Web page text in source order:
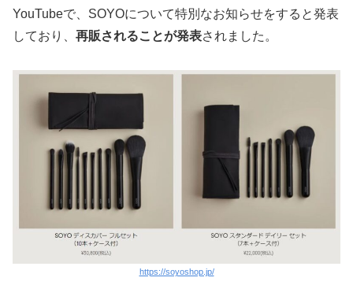
YouTubeで、SOYOについて特別なお知らせをすると発表
しており、 再販されることが発表されました。
https://soyoshop.jp/